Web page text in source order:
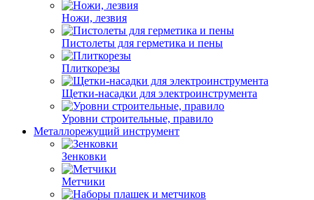
Ножи, лезвия
Пистолеты для герметика и пены
Плиткорезы
Щетки-насадки для электроинструмента
Уровни строительные, правило
Металлорежущий инструмент
Зенковки
Метчики